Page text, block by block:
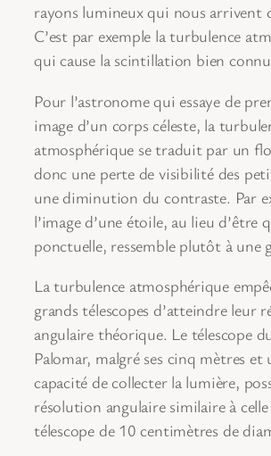
rayons lumineux qui nous arrivent
C’est par exemple la turbulence
qui cause la scintillation bien
Pour l’astronome qui essaye de
image d’un corps céleste, la
atmosphérique se traduit par un
donc une perte de visibilité des
une diminution du contraste. Par
l’image d’une étoile, au lieu d’être
ponctuelle, ressemble plutôt à une
La turbulence atmosphérique
grands télescopes d’atteindre leur
angulaire théorique. Le télescope
Palomar, malgré ses cinq mètres et
capacité de collecter la lumière,
résolution angulaire similaire à celle
télescope de 10 centimètres de